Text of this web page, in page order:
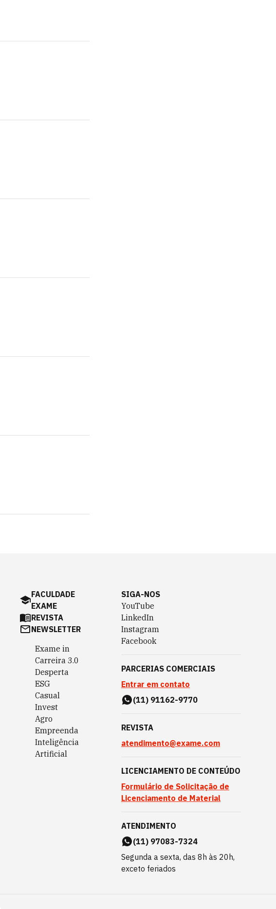
FACULDADE
EXAME
REVISTA
NEWSLETTER
Exame in
Carreira 3.0
Desperta
ESG
Casual
Invest
Agro
Empreenda
Inteligência
Artificial
SIGA-NOS
YouTube
LinkedIn
Instagram
Facebook
PARCERIAS COMERCIAIS
Entrar em contato
(11) 91162-9770
REVISTA
atendimento@exame.com
LICENCIAMENTO DE CONTEÚDO
Formulário de Solicitação de
Licenciamento de Material
ATENDIMENTO
(11) 97083-7324
Segunda a sexta, das 8h às 20h,
exceto feriados